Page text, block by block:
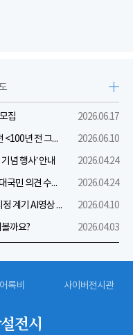
집
2026.06.17
[전시] 6.10만세운동 100주년 기념 특별기획전 <100년 전 그날을 보다: 6.10만세운동>
2026.06.10
념 행사’ 안내
2026.04.24
[전시] 제7관 내 주제전시실 명칭 선정을 위한 대국민 의견 수렴 실시
2026.04.24
[전시] '김구 탄생 150주년 유네스코 기념해' 지정 계기 AI영상 국민공모 개최 안내
2026.04.10
까요?
2026.04.03
록비 사이버전시관
전시